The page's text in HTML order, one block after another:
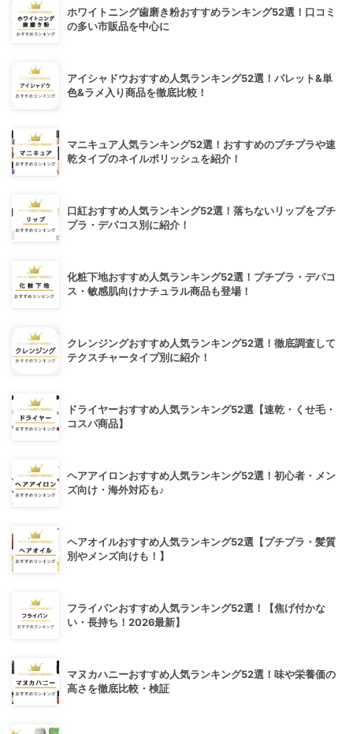
ホワイトニング歯磨き粉おすすめランキング52選！口コミ
の多い市販品を中心に
アイシャドウおすすめ人気ランキング52選！パレット&単
色&ラメ入り商品を徹底比較！
マニキュア人気ランキング52選！おすすめのプチプラや速
乾タイプのネイルポリッシュを紹介！
口紅おすすめ人気ランキング52選！落ちないリップをプチ
プラ・デパコス別に紹介！
化粧下地おすすめ人気ランキング52選！プチプラ・デパコ
ス・敏感肌向けナチュラル商品も登場！
クレンジングおすすめ人気ランキング52選！徹底調査して
テクスチャータイプ別に紹介！
ドライヤーおすすめ人気ランキング52選【速乾・くせ毛・
コスパ商品】
ヘアアイロンおすすめ人気ランキング52選！初心者・メン
ズ向け・海外対応も♪
ヘアオイルおすすめ人気ランキング52選【プチプラ・髪質
別やメンズ向けも！】
フライパンおすすめ人気ランキング52選！【焦げ付かな
い・長持ち！2026最新】
マヌカハニーおすすめ人気ランキング52選！味や栄養価の
高さを徹底比較・検証